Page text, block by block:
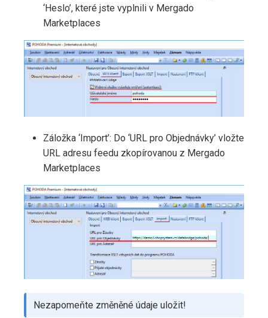
‘Heslo’, které jste vyplnili v Mergado
Marketplaces
Záložka ‘Import’: Do ‘URL pro Objednávky’ vložte
URL adresu feedu zkopírovanou z Mergado
Marketplaces
Nezapomeňte změněné údaje uložit!